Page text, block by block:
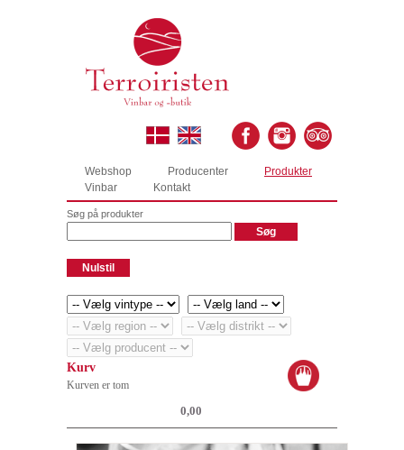
Webshop Producenter
Produkter
Vinbar
Kontakt
Søg på produkter
Kurv
Kurven er tom
0,00